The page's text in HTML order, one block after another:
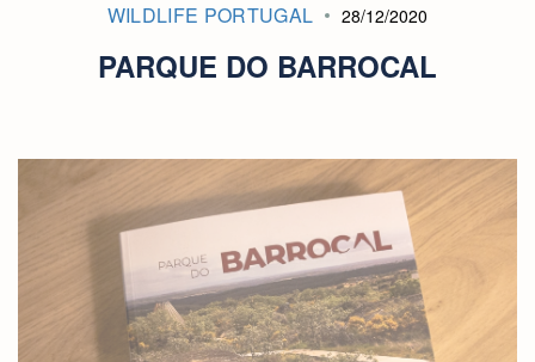
WILDLIFE PORTUGAL 28/12/2020
PARQUE DO BARROCAL